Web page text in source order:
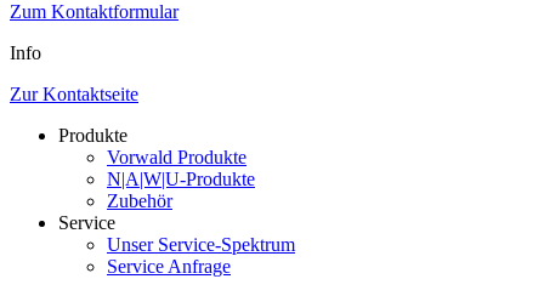
Zum Kontaktformular
Info
Zur Kontaktseite
Produkte
Vorwald Produkte
N|A|W|U-Produkte
Zubehör
Service
Unser Service-Spektrum
Service Anfrage